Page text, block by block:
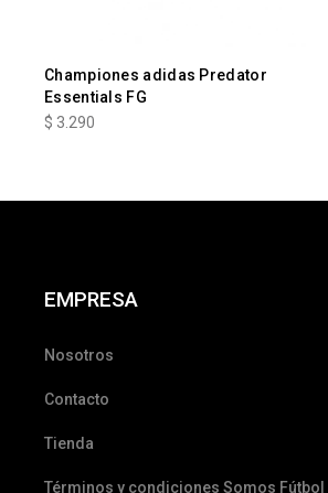
Championes adidas Predator
Essentials FG
$ 3.290
EMPRESA
Nosotros
Contacto
Tienda
Términos y condiciones Somos Fútbol